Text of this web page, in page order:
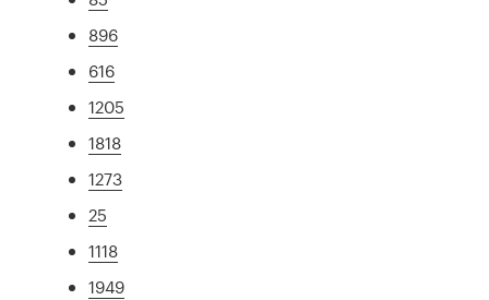
896
616
1205
1818
1273
25
1118
1949